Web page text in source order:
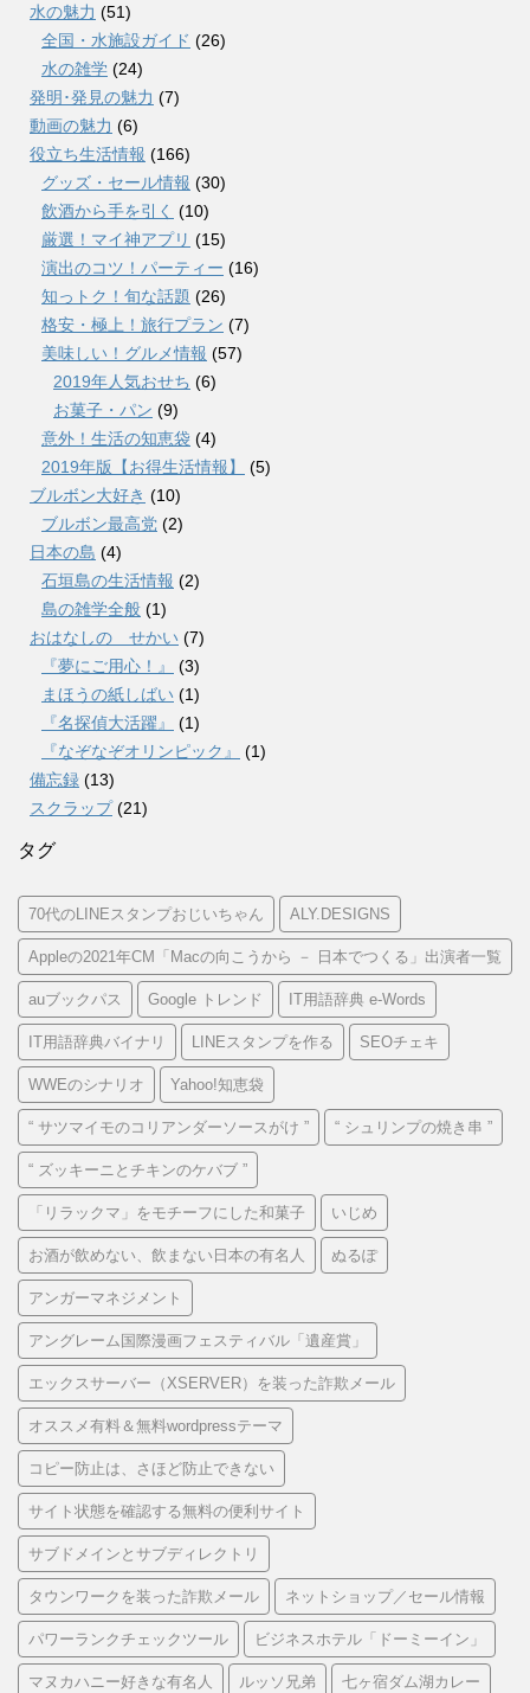
水の魅力 (51)
全国・水施設ガイド (26)
水の雑学 (24)
発明･発見の魅力 (7)
動画の魅力 (6)
役立ち生活情報 (166)
グッズ・セール情報 (30)
飲酒から手を引く (10)
厳選！マイ神アプリ (15)
演出のコツ！パーティー (16)
知っトク！旬な話題 (26)
格安・極上！旅行プラン (7)
美味しい！グルメ情報 (57)
2019年人気おせち (6)
お菓子・パン (9)
意外！生活の知恵袋 (4)
2019年版【お得生活情報】
(5)
ブルボン大好き (10)
ブルボン最高党 (2)
日本の島 (4)
石垣島の生活情報 (2)
島の雑学全般 (1)
おはなしの せかい (7)
『夢にご用心！』
(3)
まほうの紙しばい (1)
『名探偵大活躍』
(1)
『なぞなぞオリンピック』
(1)
備忘録 (13)
スクラップ(21)
タグ
70代のLINEスタンプおじいちゃん ALY.DESIGNS
Appleの2021年CM「Macの向こうから － 日本でつくる」出演者一覧
auブックパス Google トレンド IT用語辞典 e-Words
IT用語辞典バイナリ LINEスタンプを作る SEOチェキ
WWEのシナリオ Yahoo!知恵袋
“ サツマイモのコリアンダーソースがけ ” “ シュリンプの焼き串 ”
“ ズッキーニとチキンのケバブ ”
「リラックマ」をモチーフにした和菓子 いじめ
お酒が飲めない、飲まない日本の有名人 ぬるぽ
アンガーマネジメント
アングレーム国際漫画フェスティバル「遺産賞」
エックスサーバー（XSERVER）を装った詐欺メール
オススメ有料＆無料wordpressテーマ
コピー防止は、さほど防止できない
サイト状態を確認する無料の便利サイト
サブドメインとサブディレクトリ
タウンワークを装った詐欺メール ネットショップ／セール情報
パワーランクチェックツール ビジネスホテル「ドーミーイン」
マヌカハニー好きな有名人 ルッソ兄弟 七ヶ宿ダム湖カレー